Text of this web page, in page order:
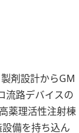
剤設計からGM
流路デバイスの
薬理活性注射棟
備を持ち込ん